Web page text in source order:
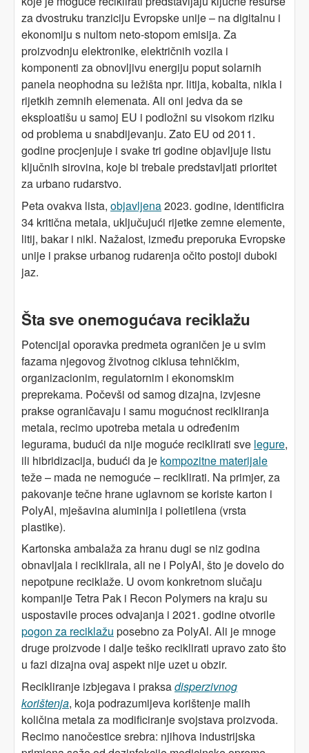
za dvostruku tranziciju Evropske unije – na digitalnu i
ekonomiju s nultom neto-stopom emisija. Za
proizvodnju elektronike, električnih vozila i
komponenti za obnovljivu energiju poput solarnih
panela neophodna su ležišta npr. litija, kobalta, nikla i
rijetkih zemnih elemenata. Ali oni jedva da se
eksploatišu u samoj EU i podložni su visokom riziku
od problema u snabdijevanju. Zato EU od 2011.
godine procjenjuje i svake tri godine objavljuje listu
ključnih sirovina, koje bi trebale predstavljati prioritet
za urbano rudarstvo.
Peta ovakva lista, objavljena2023. godine, identificira
34 kritična metala, uključujući rijetke zemne elemente,
litij, bakar i nikl. Nažalost, između preporuka Evropske
unije i prakse urbanog rudarenja očito postoji duboki
jaz.
Šta sve onemogućava reciklažu
Potencijal oporavka predmeta ograničen je u svim
fazama njegovog životnog ciklusa tehničkim,
organizacionim, regulatornim i ekonomskim
preprekama. Počevši od samog dizajna, izvjesne
prakse ograničavaju i samu mogućnost recikliranja
metala, recimo upotreba metala u određenim
legurama, budući da nije moguće reciklirati sve legure,
ili hibridizacija, budući da je kompozitne materijale
teže – mada ne nemoguće – reciklirati. Na primjer, za
pakovanje tečne hrane uglavnom se koriste karton i
PolyAl, mješavina aluminija i polietilena (vrsta
plastike).
Kartonska ambalaža za hranu dugi se niz godina
obnavljala i reciklirala, ali ne i PolyAl, što je dovelo do
nepotpune reciklaže. U ovom konkretnom slučaju
kompanije Tetra Pak i Recon Polymers na kraju su
uspostavile proces odvajanja i 2021. godine otvorile
pogon za reciklažu posebno za PolyAl. Ali je mnoge
druge proizvode i dalje teško reciklirati upravo zato što
u fazi dizajna ovaj aspekt nije uzet u obzir.
Recikliranje izbjegava i praksadisperzivnog
korištenja, koja podrazumijeva korištenje malih
količina metala za modificiranje svojstava proizvoda.
Recimo nanočestice srebra: njihova industrijska